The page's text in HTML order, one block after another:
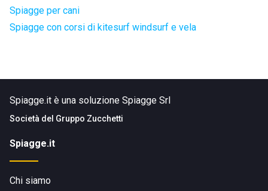
Spiagge per cani
Spiagge con corsi di kitesurf windsurf e vela
Spiagge.it è una soluzione Spiagge Srl
Società del Gruppo Zucchetti
Spiagge.it
Chi siamo